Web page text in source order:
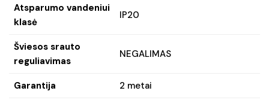
Atsparumo vandeniui
klasė
IP20
Šviesos srauto
reguliavimas
NEGALIMAS
Garantija 2 metai